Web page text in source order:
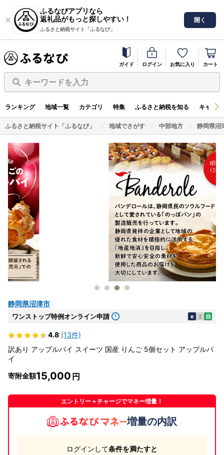
ふるなびアプリなら
返礼品がもっと探しやすい！
ふるさと納税サイト「ふるなび」
開く
ガイド ログイン お気に入り カート
キーワードを入力
ランキング 地域一覧 カテゴリ 特集 ふるさと納税を知る キャン
ふるさと納税サイト「ふるなび」 地域でさがす 中部地方 静岡県沼
静岡県沼津市
ワンストップ特例オンライン申請 e ま 自
4.8 (13件)
訳あり アップルパイ スイーツ 国産 りんご 5個セット アップルパ
イ
寄附金額15,000
エントリー＋チャージでマネー増量！
増量の内訳
ログインして条件を満たすと